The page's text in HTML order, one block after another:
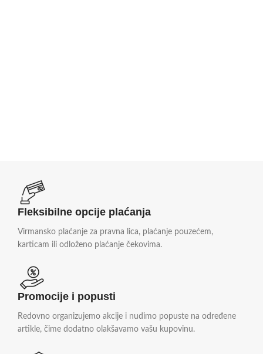
Fleksibilne opcije plaćanja
Virmansko plaćanje za pravna lica, plaćanje pouzećem,
karticam ili odloženo plaćanje čekovima.
Promocije i popusti
Redovno organizujemo akcije i nudimo popuste na određene
artikle, čime dodatno olakšavamo vašu kupovinu.